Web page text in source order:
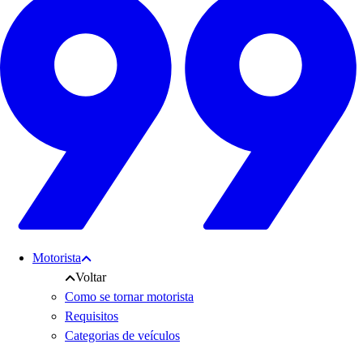
Motorista
Voltar
Como se tornar motorista
Requisitos
Categorias de veículos